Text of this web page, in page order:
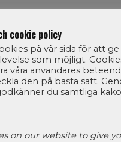
cookie policy
på vår sida för att
som möjligt.
våra användares
den på bästa sätt.
du samtliga
on our website to give